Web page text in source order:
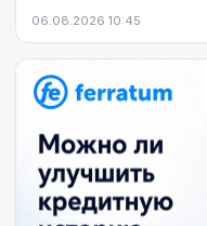
06.08.2026 10:45